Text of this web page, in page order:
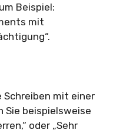
Beispiel:
mit
Schreiben mit einer
Sie beispielsweise
oder „Sehr